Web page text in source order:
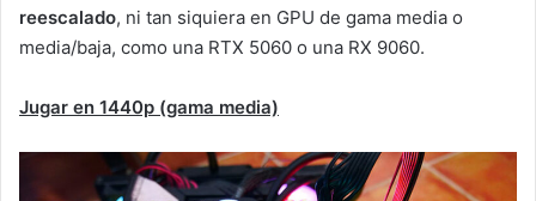
reescalado, ni tan siquiera en GPU de gama media o
media/baja, como una RTX 5060 o una RX 9060.
Jugar en 1440p (gama media)